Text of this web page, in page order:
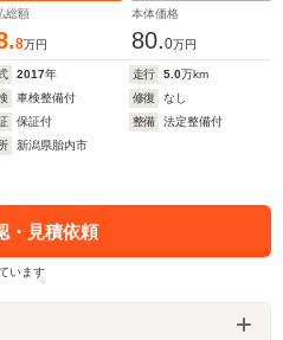
総額
8万円
本体価格
80.0万円
2017年 走行 5.0万km
車検整備付 修復
なし
保証付 整備
法定整備付
新潟県胎内市
・見積依頼
います